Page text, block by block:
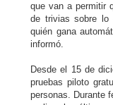
que van a permitir
de trivias sobre lo
quién gana
informó.
Desde el 15 de
pruebas piloto
personas. Durante